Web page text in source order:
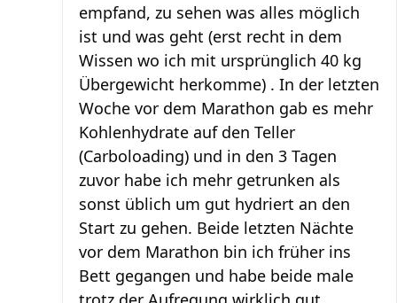
empfand, zu sehen was alles möglich
ist und was geht (erst recht in dem
Wissen wo ich mit ursprünglich 40 kg
Übergewicht herkomme) . In der letzten
Woche vor dem Marathon gab es mehr
Kohlenhydrate auf den Teller
(Carboloading) und in den 3 Tagen
zuvor habe ich mehr getrunken als
sonst üblich um gut hydriert an den
Start zu gehen. Beide letzten Nächte
vor dem Marathon bin ich früher ins
Bett gegangen und habe beide male